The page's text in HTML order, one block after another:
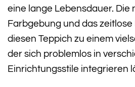
eine lange Lebensdauer. Die
Farbgebung und das
diesen Teppich zu einem
der sich problemlos in
Einrichtungsstile integrieren